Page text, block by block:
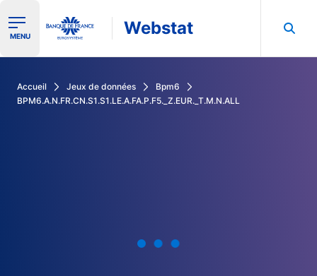
Ouvrir le menu de navigation
MENU Webstat
Accueil Jeux de données
Bpm6
BPM6.A.N.FR.CN.S1.S1.LE.A.FA.P.F5._Z.EUR._T.M.N.ALL